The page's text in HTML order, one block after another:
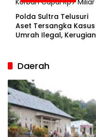
Polda Sultra Telusuri
Aset Tersangka Kasus
Umrah Ilegal, Kerugian
Daerah